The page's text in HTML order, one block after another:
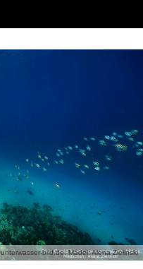
bild.de. Mädel: Alena Zielinski